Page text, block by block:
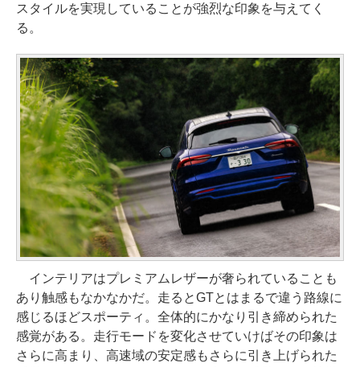
スタイルを実現していることが強烈な印象を与えてく
る。
インテリアはプレミアムレザーが奢られていることも
あり触感もなかなかだ。走るとGTとはまるで違う路線に
感じるほどスポーティ。全体的にかなり引き締められた
感覚がある。走行モードを変化させていけばその印象は
さらに高まり、高速域の安定感もさらに引き上げられた